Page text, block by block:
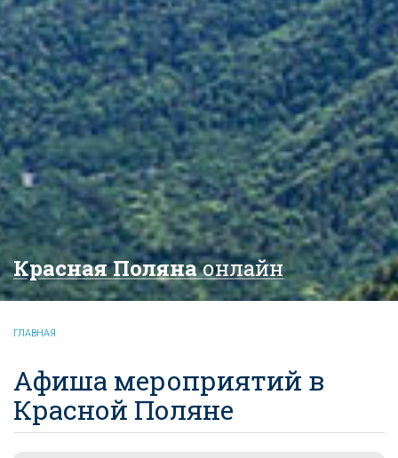
Красная Полянаонлайн
ГЛАВНАЯ
Афиша мероприятий в
Красной Поляне